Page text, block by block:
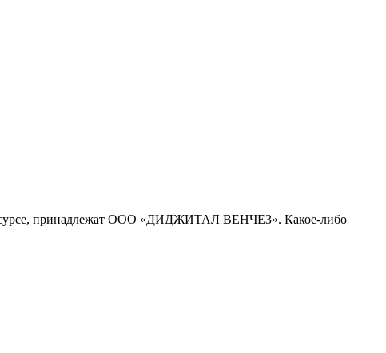
принадлежат ООО «ДИДЖИТАЛ ВЕНЧЕЗ». Какое-либо